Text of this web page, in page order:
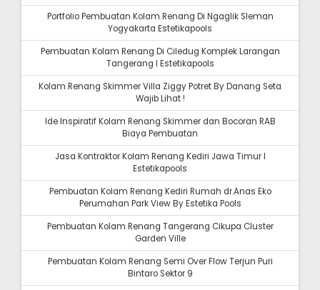
Portfolio Pembuatan Kolam Renang Di Ngaglik Sleman
Yogyakarta Estetikapools
Pembuatan Kolam Renang Di Ciledug Komplek Larangan
Tangerang I Estetikapools
Kolam Renang Skimmer Villa Ziggy Potret By Danang Seta
Wajib Lihat !
Ide Inspiratif Kolam Renang Skimmer dan Bocoran RAB
Biaya Pembuatan
Jasa Kontraktor Kolam Renang Kediri Jawa Timur I
Estetikapools
Pembuatan Kolam Renang Kediri Rumah dr.Anas Eko
Perumahan Park View By Estetika Pools
Pembuatan Kolam Renang Tangerang Cikupa Cluster
Garden Ville
Pembuatan Kolam Renang Semi Over Flow Terjun Puri
Bintaro Sektor 9